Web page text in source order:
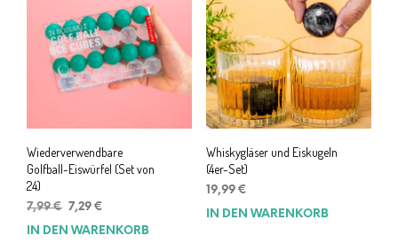
Wiederverwendbare
Golfball-Eiswürfel (Set von
24)
7,99€ Ursprünglicher
7,29 €
IN DEN WARENKORB
Whiskygläser und Eiskugeln
(4er-Set)
19,99 €
IN DEN WARENKORB